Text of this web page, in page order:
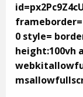
0 style=
height:100vh